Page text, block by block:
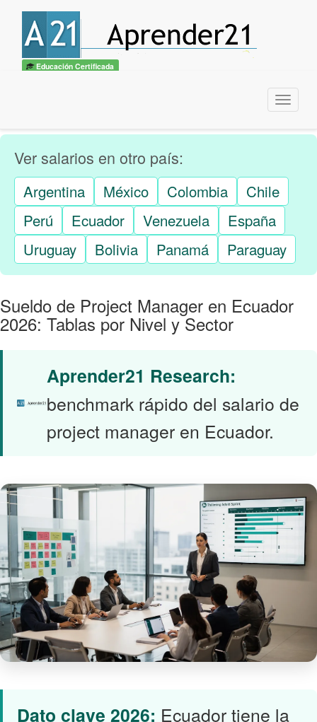
Educación Certificada
Menu
Ver salarios en otro país:
Argentina México Colombia
Chile
Perú
Ecuador Venezuela
España
Uruguay
Bolivia Panamá Paraguay
Sueldo de Project Manager en Ecuador
2026: Tablas por Nivel y Sector
Aprender21 Research:
benchmark rápido del salario de
project manager en Ecuador.
Dato clave 2026: Ecuador tiene la